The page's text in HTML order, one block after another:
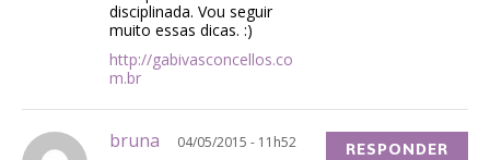
disciplinada. Vou seguir
muito essas dicas. :)
http://gabivasconcellos.co
m.br
bruna 04/05/2015 - 11h52 RESPONDER